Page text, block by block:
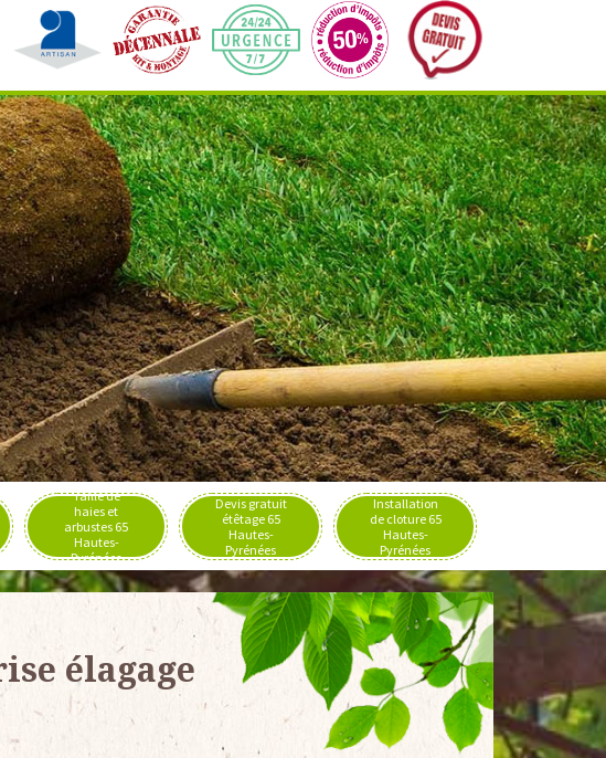
Taille de
haies et
arbustes 65
Hautes-
Pyrénées
Devis gratuit
étêtage 65
Hautes-
Pyrénées
Installation
de cloture 65
Hautes-
Pyrénées
élagage